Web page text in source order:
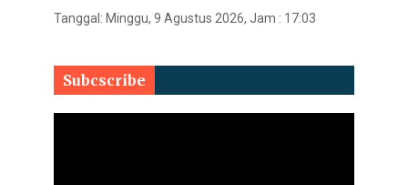
Tanggal: Minggu, 9 Agustus 2026, Jam : 17:03
Subcscribe